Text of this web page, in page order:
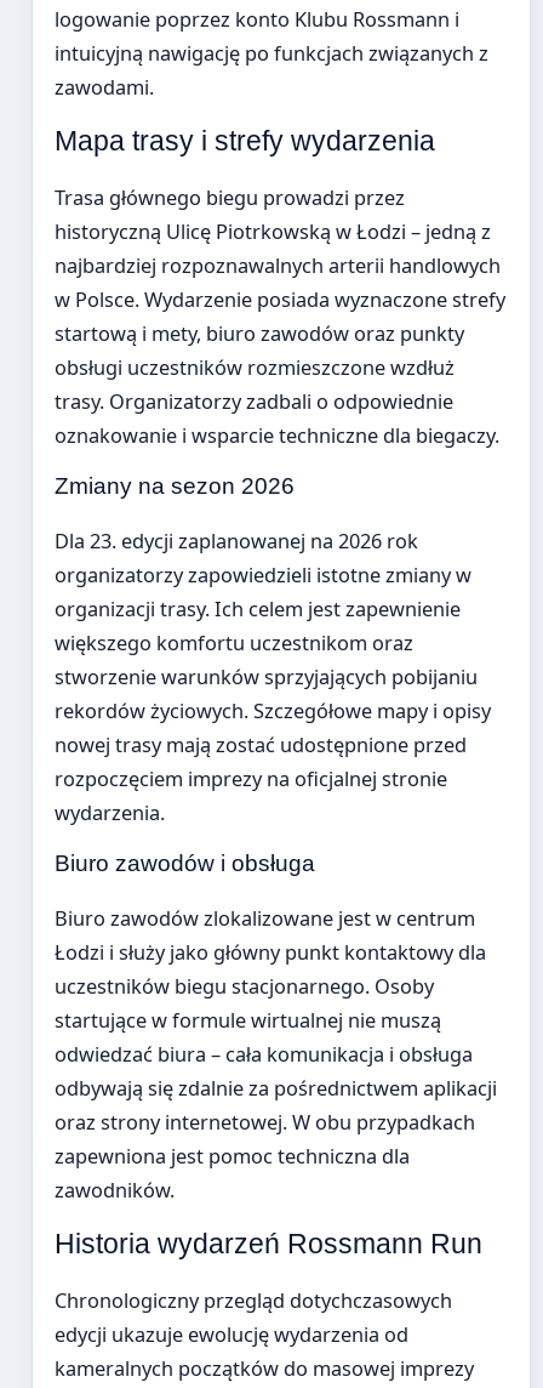
logowanie poprzez konto Klubu Rossmann i
intuicyjną nawigację po funkcjach związanych z
zawodami.
Mapa trasy i strefy wydarzenia
Trasa głównego biegu prowadzi przez
historyczną Ulicę Piotrkowską w Łodzi – jedną z
najbardziej rozpoznawalnych arterii handlowych
w Polsce. Wydarzenie posiada wyznaczone strefy
startową i mety, biuro zawodów oraz punkty
obsługi uczestników rozmieszczone wzdłuż
trasy. Organizatorzy zadbali o odpowiednie
oznakowanie i wsparcie techniczne dla biegaczy.
Zmiany na sezon 2026
Dla 23. edycji zaplanowanej na 2026 rok
organizatorzy zapowiedzieli istotne zmiany w
organizacji trasy. Ich celem jest zapewnienie
większego komfortu uczestnikom oraz
stworzenie warunków sprzyjających pobijaniu
rekordów życiowych. Szczegółowe mapy i opisy
nowej trasy mają zostać udostępnione przed
rozpoczęciem imprezy na oficjalnej stronie
wydarzenia.
Biuro zawodów i obsługa
Biuro zawodów zlokalizowane jest w centrum
Łodzi i służy jako główny punkt kontaktowy dla
uczestników biegu stacjonarnego. Osoby
startujące w formule wirtualnej nie muszą
odwiedzać biura – cała komunikacja i obsługa
odbywają się zdalnie za pośrednictwem aplikacji
oraz strony internetowej. W obu przypadkach
zapewniona jest pomoc techniczna dla
zawodników.
Historia wydarzeń Rossmann Run
Chronologiczny przegląd dotychczasowych
edycji ukazuje ewolucję wydarzenia od
kameralnych początków do masowej imprezy